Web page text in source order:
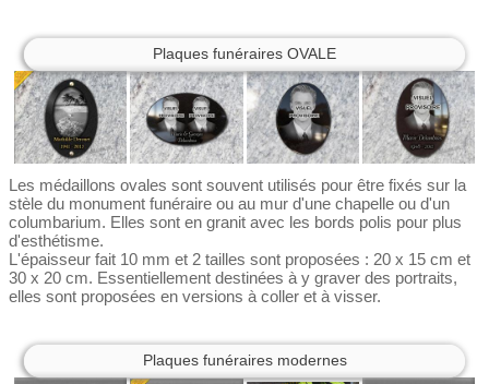
Plaques funéraires OVALE
Les médaillons ovales sont souvent utilisés pour être fixés sur la
stèle du monument funéraire ou au mur d'une chapelle ou d'un
columbarium. Elles sont en granit avec les bords polis pour plus
d'esthétisme.
L'épaisseur fait 10 mm et 2 tailles sont proposées : 20 x 15 cm et
30 x 20 cm. Essentiellement destinées à y graver des portraits,
elles sont proposées en versions à coller et à visser.
Plaques funéraires modernes